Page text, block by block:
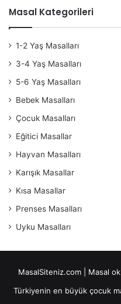
Masal Kategorileri
1-2 Yaş Masalları
3-4 Yaş Masalları
5-6 Yaş Masalları
Bebek Masalları
Çocuk Masalları
Eğitici Masallar
Hayvan Masalları
Karışık Masallar
Kısa Masallar
Prenses Masalları
Uyku Masalları
MasalSiteniz.com | Masal
Türkiyenin en büyük çocuk